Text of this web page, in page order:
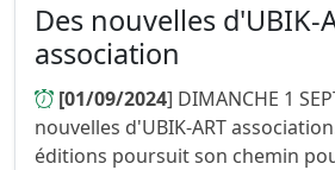
Des nouvelles d'UBIK-
association
[01/09/2024] DIMANCHE 1
nouvelles d'UBIK-ART
éditions poursuit son chemin